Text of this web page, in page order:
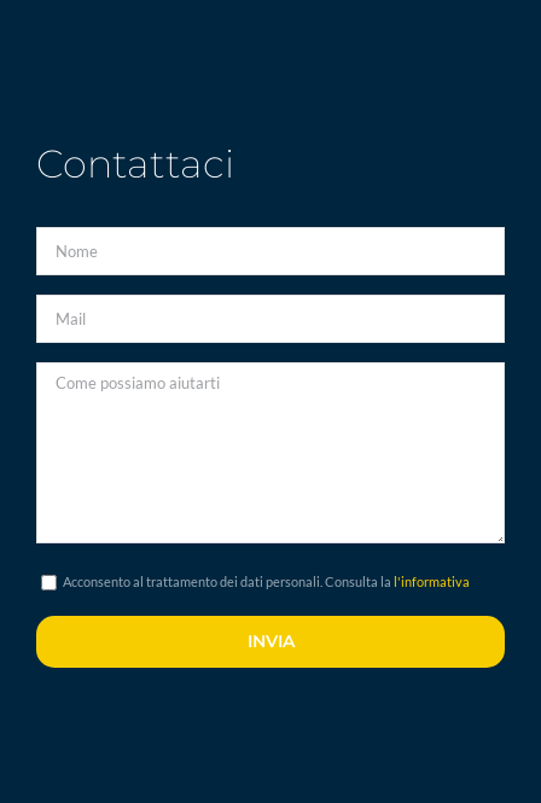
Contattaci
Acconsento al trattamento dei dati personali. Consulta la l'informativa